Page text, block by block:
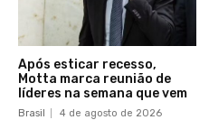
Após esticar recesso,
Motta marca reunião de
líderes na semana que vem
Brasil 4 de agosto de 2026